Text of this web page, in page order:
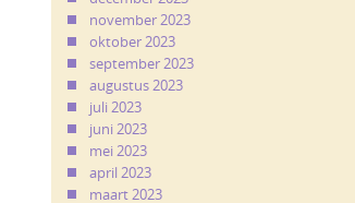
november 2023
oktober 2023
september 2023
augustus 2023
juli 2023
juni 2023
mei 2023
april 2023
maart 2023